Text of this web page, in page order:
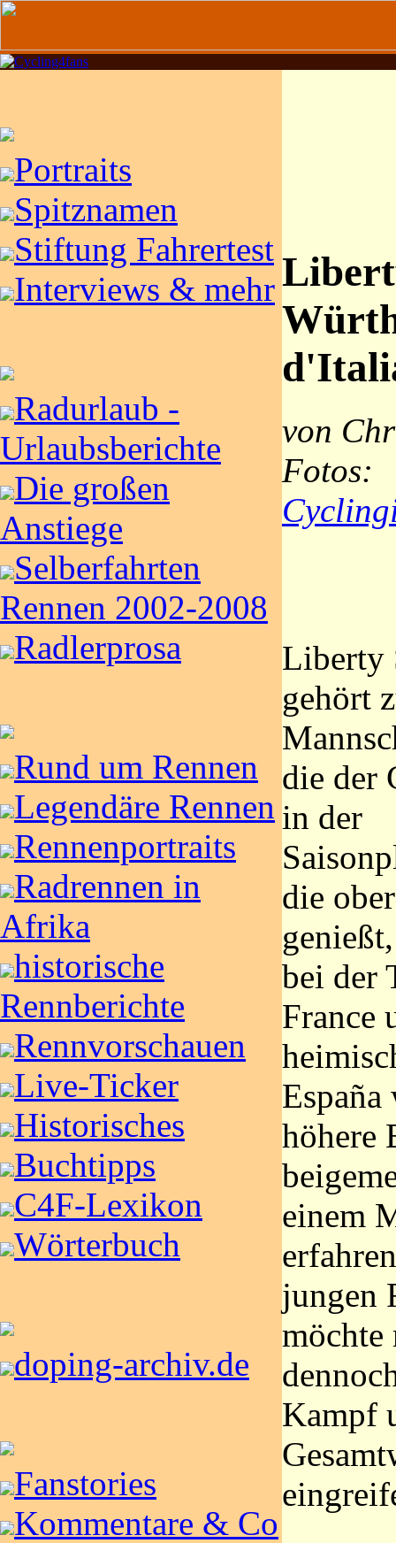
Portraits
Spitznamen
Stiftung Fahrertest
Interviews & mehr
Radurlaub -
Urlaubsberichte
Die großen
Anstiege
Selberfahrten
Rennen 2002-2008
Radlerprosa
Rund um Rennen
Legendäre Rennen
Rennenportraits
Radrennen in
Afrika
historische
Rennberichte
Rennvorschauen
Live-Ticker
Historisches
Buchtipps
C4F-Lexikon
Wörterbuch
doping-archiv.de
Fanstories
Kommentare & Co
von
Fotos:
Liberty
gehört
die der
in der
die
bei der
France
höhere
einem
jungen
möchte
Kampf